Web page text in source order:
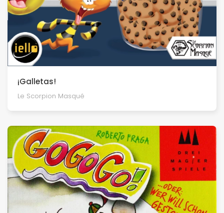
¡Galletas!
Le Scorpion Masqué